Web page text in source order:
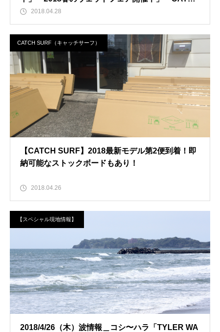
SURF2018先行予約開始」
2018.04.28
CATCH SURF（キャッチサーフ）
【CATCH SURF】2018最新モデル第2便到着！即
納可能なストックボードもあり！
2018.04.26
【スペシャル現地情報】
2018/4/26（木）波情報＿コシ〜ハラ「TYLER WA